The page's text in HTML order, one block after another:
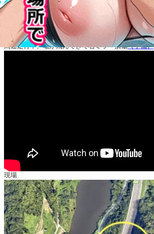
高速走行中、亀が飛んできて右ミラー損傷（予備）
現場